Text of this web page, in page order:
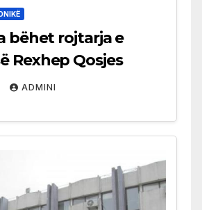
bëhet rojtarja e
Rexhep Qosjes
ADMINI